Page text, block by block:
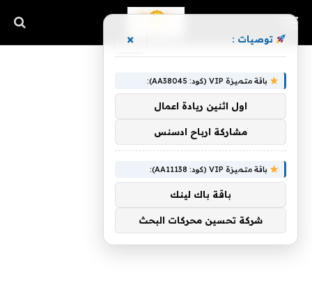
توصيات : ×
باقة متميزة VIP (كود: AA38045):
اول اثنين ريادة اعمال
مشاركة ارباح ادسنس
باقة متميزة VIP (كود: AA11138):
باقة باك لينك
شركة تحسين محركات البحث